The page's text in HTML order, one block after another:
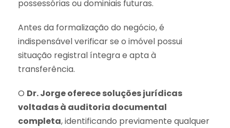
possessórias ou dominiais futuras.
Antes da formalização do negócio, é
indispensável verificar se o imóvel possui
situação registral íntegra e apta à
transferência.
O Dr. Jorge oferece soluções jurídicas
voltadas à auditoria documental
completa, identificando previamente qualquer